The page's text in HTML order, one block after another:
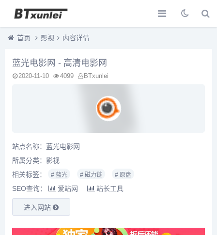
首页 影视 内容详情
蓝光电影网 - 高清电影网
2020-11-10 4099 BTxunlei
站点名称：蓝光电影网
所属分类： 影视
相关标签：
# 蓝光 # 磁力链 # 原盘
SEO查询： 爱站网 站长工具
进入网站